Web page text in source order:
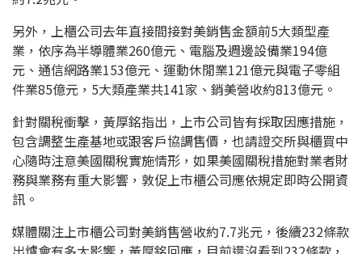
另外，上櫃公司去年直接間接對美銷售金額前5大類型產
業，依序為半導體業260億元、電腦及週邊設備業194億
元、通信網路業153億元、運動休閒業121億元與電子零組
件業85億元，5大類產業共141家、銷美營收約813億元。
針對關稅衝擊，黃厚銘指出，上市公司皆有採取因應措施，
包含調整生產基地或跟客戶協調售價，也請證交所與櫃買中
心隨時注意美國關稅實施情形，如果美國關稅措施對業者財
務與業務有重大影響，敦促上市櫃公司應依規定即時公開資
訊。
媒體關注上市櫃公司對美銷售營收約7.7兆元，後續232條款